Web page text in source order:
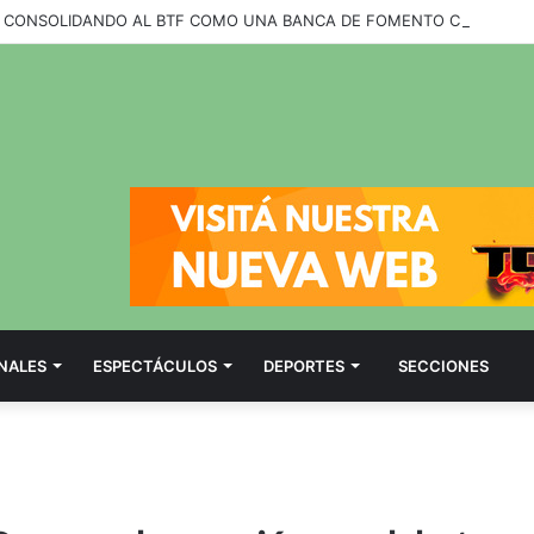
ESPECTÁCULOS DEPORTES SECCIONES